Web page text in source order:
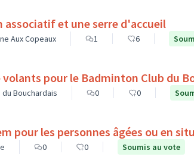
associatif et une serre d'accueil
Aux Copeaux 1 6
volants pour le Badminton Club du
Bouchardais 0 0
pour les personnes âgées ou en
0 0 Soumis au vote